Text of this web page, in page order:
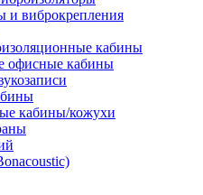
и виброкрепления
кабины
офисные кабины
кабины/кожухи